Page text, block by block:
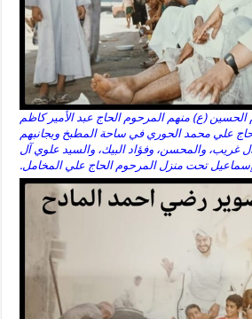
الحسين (ع) منهم المرحوم الحاج عبد الأمير كاظم
علي محمد الحوري في ساحة المطبخ وبجانبهم
غريب، والمحسن، وفؤاد البيك، والسيد علوي آل
تحت منزل المرحوم الحاج علي المخامل.